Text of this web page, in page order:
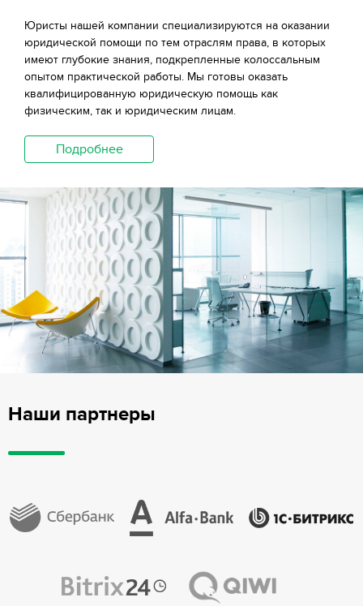
Юристы нашей компании специализируются на оказании
юридической помощи по тем отраслям права, в которых
имеют глубокие знания, подкрепленные колоссальным
опытом практической работы. Мы готовы оказать
квалифицированную юридическую помощь как
физическим, так и юридическим лицам.
Подробнее
Наши партнеры